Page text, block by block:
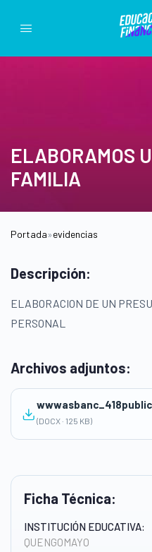
ELABORAMOS
FAMILIA
Portada»evidencias
Ficha Técnica:
INSTITUCIÓN EDUCATIVA:
QUENGOMAYO
Descripción:
ELABORACION DE UN
PERSONAL
Archivos adjuntos:
(DOCX · 125 KB)